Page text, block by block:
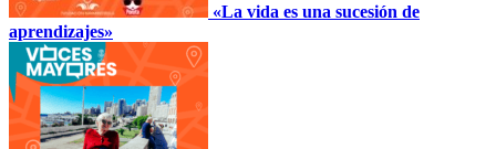
«La vida es una sucesión de
aprendizajes»